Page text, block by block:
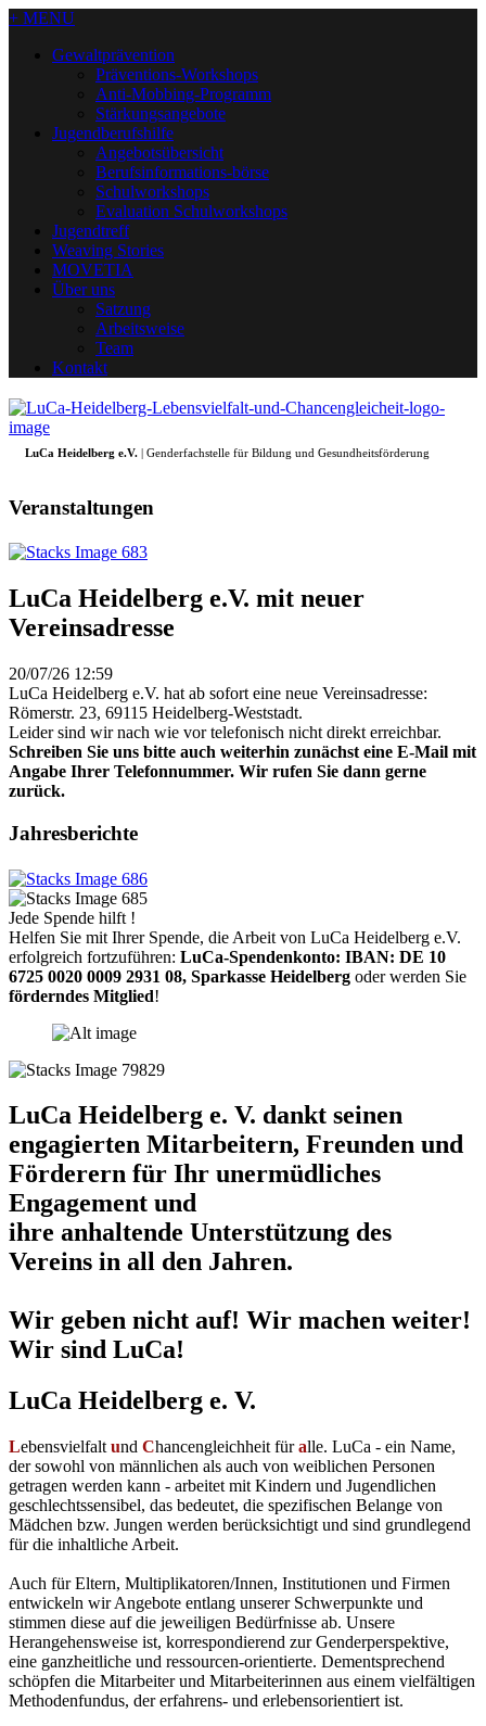
+ MENU
Gewaltprävention
Präventions-Workshops
Anti-Mobbing-Programm
Stärkungsangebote
Jugendberufshilfe
Angebotsübersicht
Berufsinformations-börse
Schulworkshops
Evaluation Schulworkshops
Jugendtreff
Weaving Stories
MOVETIA
Über uns
Satzung
Arbeitsweise
Team
Kontakt
LuCa Heidelberg e.V. | Genderfachstelle für Bildung und Gesundheitsförderung
Veranstaltungen
LuCa Heidelberg e.V. mit neuer
Vereinsadresse
20/07/26 12:59
LuCa Heidelberg e.V. hat ab sofort eine neue Vereinsadresse:
Römerstr. 23, 69115 Heidelberg-Weststadt.
Leider sind wir nach wie vor telefonisch nicht direkt erreichbar.
Schreiben Sie uns bitte auch weiterhin zunächst eine E-Mail mit
Angabe Ihrer Telefonnummer. Wir rufen Sie dann gerne
zurück.
Jahresberichte
Jede Spende hilft !
Helfen Sie mit Ihrer Spende, die Arbeit von LuCa Heidelberg e.V.
erfolgreich fortzuführen: LuCa-Spendenkonto: IBAN: DE 10
6725 0020 0009 2931 08, Sparkasse Heidelberg oder werden Sie
förderndes Mitglied!
LuCa Heidelberg e. V. dankt seinen
engagierten Mitarbeitern, Freunden und
Förderern für Ihr unermüdliches
Engagement und
ihre anhaltende Unterstützung des
Vereins in all den Jahren.
Wir geben nicht auf! Wir machen weiter!
Wir sind LuCa!
LuCa Heidelberg e. V.
Lebensvielfalt und Chancengleichheit füralle. LuCa - ein Name,
der sowohl von männlichen als auch von weiblichen Personen
getragen werden kann - arbeitet mit Kindern und Jugendlichen
geschlechtssensibel, das bedeutet, die spezifischen Belange von
Mädchen bzw. Jungen werden berücksichtigt und sind grundlegend
für die inhaltliche Arbeit.
Auch für Eltern, Multiplikatoren/Innen, Institutionen und Firmen
entwickeln wir Angebote entlang unserer Schwerpunkte und
stimmen diese auf die jeweiligen Bedürfnisse ab. Unsere
Herangehensweise ist, korrespondierend zur Genderperspektive,
eine ganzheitliche und ressourcen-orientierte. Dementsprechend
schöpfen die Mitarbeiter und Mitarbeiterinnen aus einem vielfältigen
Methodenfundus, der erfahrens- und erlebensorientiert ist.